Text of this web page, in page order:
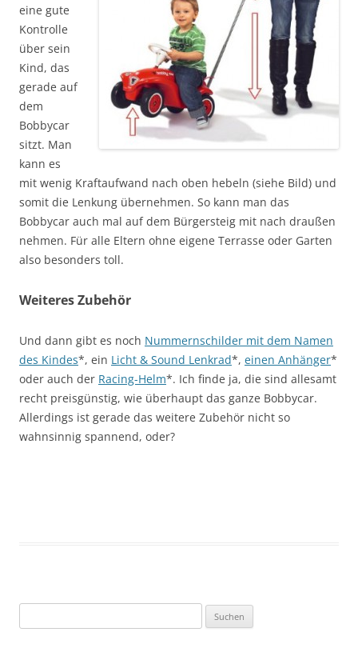
eine gute
Kontrolle
über sein
Kind, das
gerade auf
dem
Bobbycar
sitzt. Man
kann es
mit wenig Kraftaufwand nach oben hebeln (siehe Bild) und
somit die Lenkung übernehmen. So kann man das
Bobbycar auch mal auf dem Bürgersteig mit nach draußen
nehmen. Für alle Eltern ohne eigene Terrasse oder Garten
also besonders toll.
Weiteres Zubehör
Und dann gibt es noch Nummernschilder mit dem Namen
des Kindes*, ein Licht & Sound Lenkrad*, einen Anhänger*
oder auch der Racing-Helm*. Ich finde ja, die sind allesamt
recht preisgünstig, wie überhaupt das ganze Bobbycar.
Allerdings ist gerade das weitere Zubehör nicht so
wahnsinnig spannend, oder?
nach: